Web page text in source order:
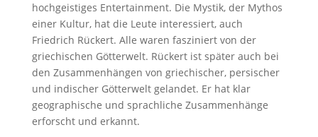
hochgeistiges Entertainment. Die Mystik, der Mythos
einer Kultur, hat die Leute interessiert, auch
Friedrich Rückert. Alle waren fasziniert von der
griechischen Götterwelt. Rückert ist später auch bei
den Zusammenhängen von griechischer, persischer
und indischer Götterwelt gelandet. Er hat klar
geographische und sprachliche Zusammenhänge
erforscht und erkannt.